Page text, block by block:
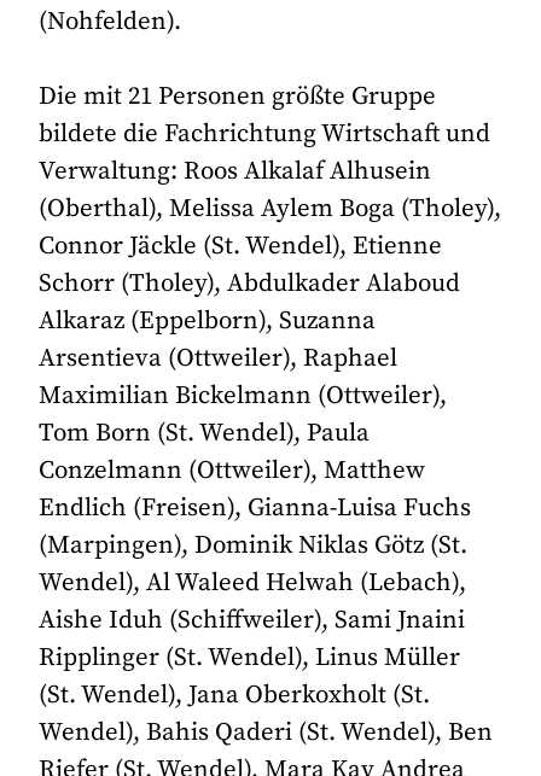
(Nohfelden).
Die mit 21 Personen größte Gruppe
bildete die Fachrichtung Wirtschaft und
Verwaltung: Roos Alkalaf Alhusein
(Oberthal), Melissa Aylem Boga (Tholey),
Connor Jäckle (St. Wendel), Etienne
Schorr (Tholey), Abdulkader Alaboud
Alkaraz (Eppelborn), Suzanna
Arsentieva (Ottweiler), Raphael
Maximilian Bickelmann (Ottweiler),
Tom Born (St. Wendel), Paula
Conzelmann (Ottweiler), Matthew
Endlich (Freisen), Gianna-Luisa Fuchs
(Marpingen), Dominik Niklas Götz (St.
Wendel), Al Waleed Helwah (Lebach),
Aishe Iduh (Schiffweiler), Sami Jnaini
Ripplinger (St. Wendel), Linus Müller
(St. Wendel), Jana Oberkoxholt (St.
Wendel), Bahis Qaderi (St. Wendel), Ben
Riefer (St. Wendel), Mara Kay Andrea